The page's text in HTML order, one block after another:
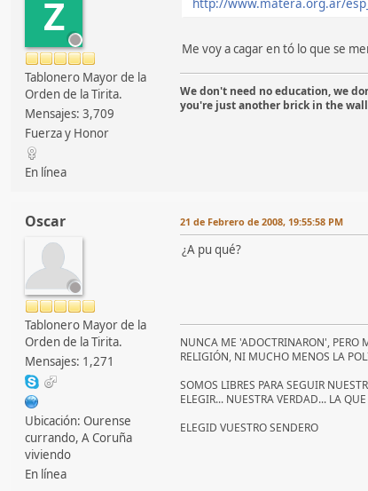
Z
Tablonero Mayor de la
Orden de la Tirita.
Mensajes: 3,709
Fuerza y Honor
En línea
Me voy a cagar en tó lo que se
We don't need no education, we
you're just another brick in the wall
Oscar
Tablonero Mayor de la
Orden de la Tirita.
Mensajes: 1,271
Ubicación: Ourense
currando, A Coruña
viviendo
En línea
21 de Febrero de 2008, 19:55:58 PM
¿A pu qué?
NUNCA ME 'ADOCTRINARON', PERO
RELIGIÓN, NI MUCHO MENOS LA
SOMOS LIBRES PARA SEGUIR
ELEGIR... NUESTRA VERDAD... LA
ELEGID VUESTRO SENDERO